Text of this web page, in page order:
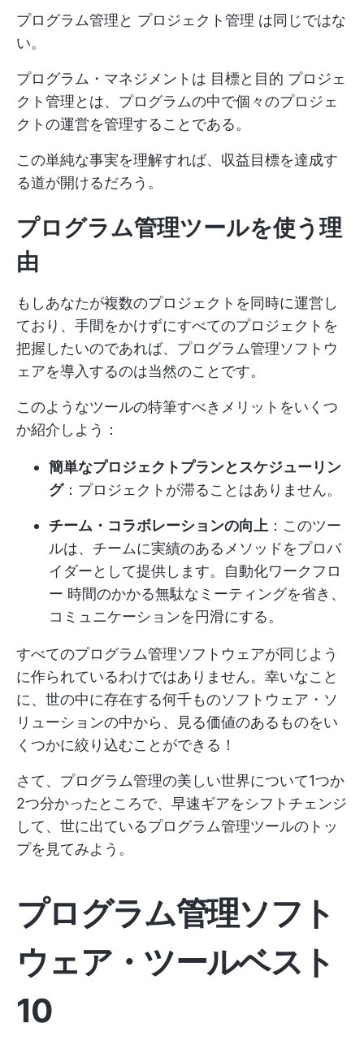
プログラム管理と プロジェクト管理 は同じではな
い。
プログラム・マネジメントは 目標と目的 プロジェ
クト管理とは、プログラムの中で個々のプロジェ
クトの運営を管理することである。
この単純な事実を理解すれば、収益目標を達成す
る道が開けるだろう。
プログラム管理ツールを使う理
由
もしあなたが複数のプロジェクトを同時に運営し
ており、手間をかけずにすべてのプロジェクトを
把握したいのであれば、プログラム管理ソフトウ
ェアを導入するのは当然のことです。
このようなツールの特筆すべきメリットをいくつ
か紹介しよう：
簡単なプロジェクトプランとスケジューリン
グ：プロジェクトが滞ることはありません。
チーム・コラボレーションの向上 ：このツー
ルは、チームに実績のあるメソッドをプロバ
イダーとして提供します。 自動化ワークフロ
ー 時間のかかる無駄なミーティングを省き、
コミュニケーションを円滑にする。
すべてのプログラム管理ソフトウェアが同じよう
に作られているわけではありません。幸いなこと
に、世の中に存在する何千ものソフトウェア・ソ
リューションの中から、見る価値のあるものをい
くつかに絞り込むことができる！
さて、プログラム管理の美しい世界について1つか
2つ分かったところで、早速ギアをシフトチェンジ
して、世に出ているプログラム管理ツールのトッ
プを見てみよう。
プログラム管理ソフト
ウェア・ツールベスト
10